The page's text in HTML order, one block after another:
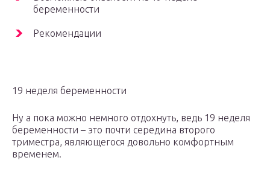
беременности
Рекомендации
19 неделя беременности
Ну а пока можно немного отдохнуть, ведь 19 неделя
беременности – это почти середина второго
триместра, являющегося довольно комфортным
временем.